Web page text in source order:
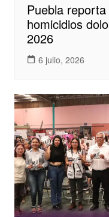
Puebla
homicidios
2026
6 julio, 2026